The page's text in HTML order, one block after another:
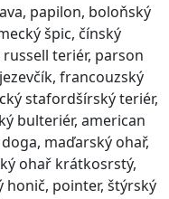
papilon, boloňský
špic, čínský
teriér, parson
francouzský
stafordšírský teriér,
bulteriér, american
maďarský ohař,
ohař krátkosrstý,
honič, pointer, štýrský